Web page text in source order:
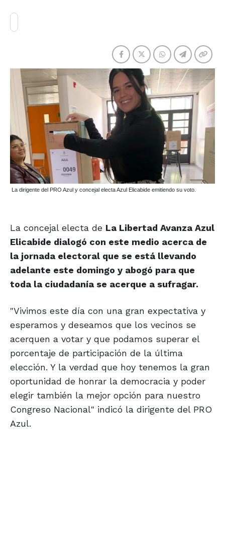
La dirigente del PRO Azul y concejal electa Azul Elicabide emitiendo su voto.
La concejal electa de La Libertad Avanza Azul
Elicabide dialogó con este medio acerca de
la jornada electoral que se está llevando
adelante este domingo y abogó para que
toda la ciudadanía se acerque a sufragar.
"Vivimos este día con una gran expectativa y
esperamos y deseamos que los vecinos se
acerquen a votar y que podamos superar el
porcentaje de participación de la última
elección. Y la verdad que hoy tenemos la gran
oportunidad de honrar la democracia y poder
elegir también la mejor opción para nuestro
Congreso Nacional" indicó la dirigente del PRO
Azul.